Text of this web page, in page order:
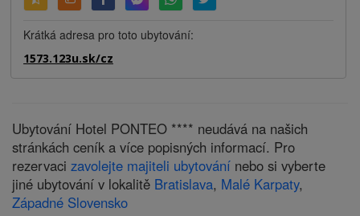
Krátká adresa pro toto ubytování:
1573.123u.sk/cz
Ubytování Hotel PONTEO **** neudává na našich
stránkách ceník a více popisných informací. Pro
rezervaci zavolejte majiteli ubytování nebo si vyberte
jiné ubytování v lokalitě Bratislava, Malé Karpaty,
Západné Slovensko